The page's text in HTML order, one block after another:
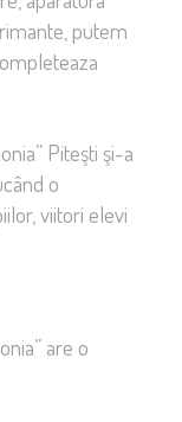
putem
Piteşti şi-a
o
viitori elevi
are o